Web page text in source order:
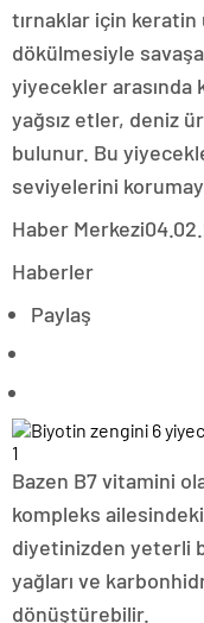
tırnaklar için
dökülmesiyle
yiyecekler arasında
yağsız etler, deniz
bulunur. Bu
seviyelerini
Haber Merkezi
Haberler
Paylaş
Bazen B7 vitamini
kompleks
diyetinizden yeterli
yağları ve
dönüştürebilir.